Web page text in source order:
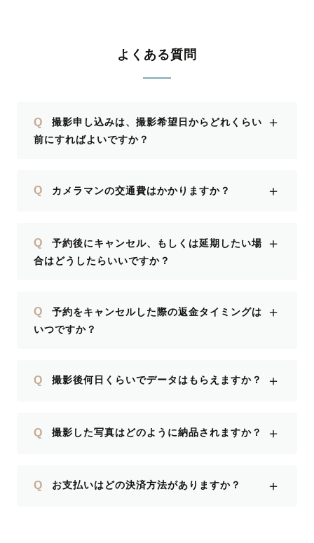
よくある質問
Q
撮影申し込みは、撮影希望日からどれくらい
前にすればよいですか？
＋
Q カメラマンの交通費はかかりますか？ ＋
Q
予約後にキャンセル、もしくは延期したい場
合はどうしたらいいですか？
＋
Q
予約をキャンセルした際の返金タイミングは
いつですか？
＋
Q 撮影後何日くらいでデータはもらえますか？ ＋
Q 撮影した写真はどのように納品されますか？ ＋
Q お支払いはどの決済方法がありますか？ ＋